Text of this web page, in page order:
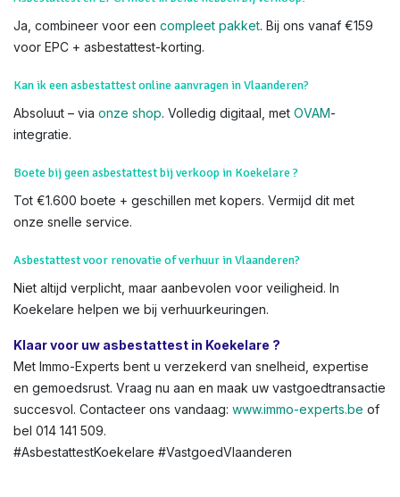
Wat als asbest gevonden wordt tijdens keuring in Vlaanderen?
We adviseren verwijdering (via VMM-goedgekeurde firms).
Asbestattest en EPC: moet ik beide hebben bij verkoop?
Ja, combineer voor een compleet pakket . Bij ons vanaf €159
Kan ik een asbestattest online aanvragen in Vlaanderen?
Absoluut – via
onze shop . Volledig digitaal, met OVAM
Boete bij geen asbestattest bij verkoop in Koekelare ?
Tot €1.600 boete + geschillen met kopers. Vermijd dit met
onze snelle service.
Asbestattest voor renovatie of verhuur in Vlaanderen?
Niet altijd verplicht, maar aanbevolen voor veiligheid. In
Koekelare helpen we bij verhuurkeuringen.